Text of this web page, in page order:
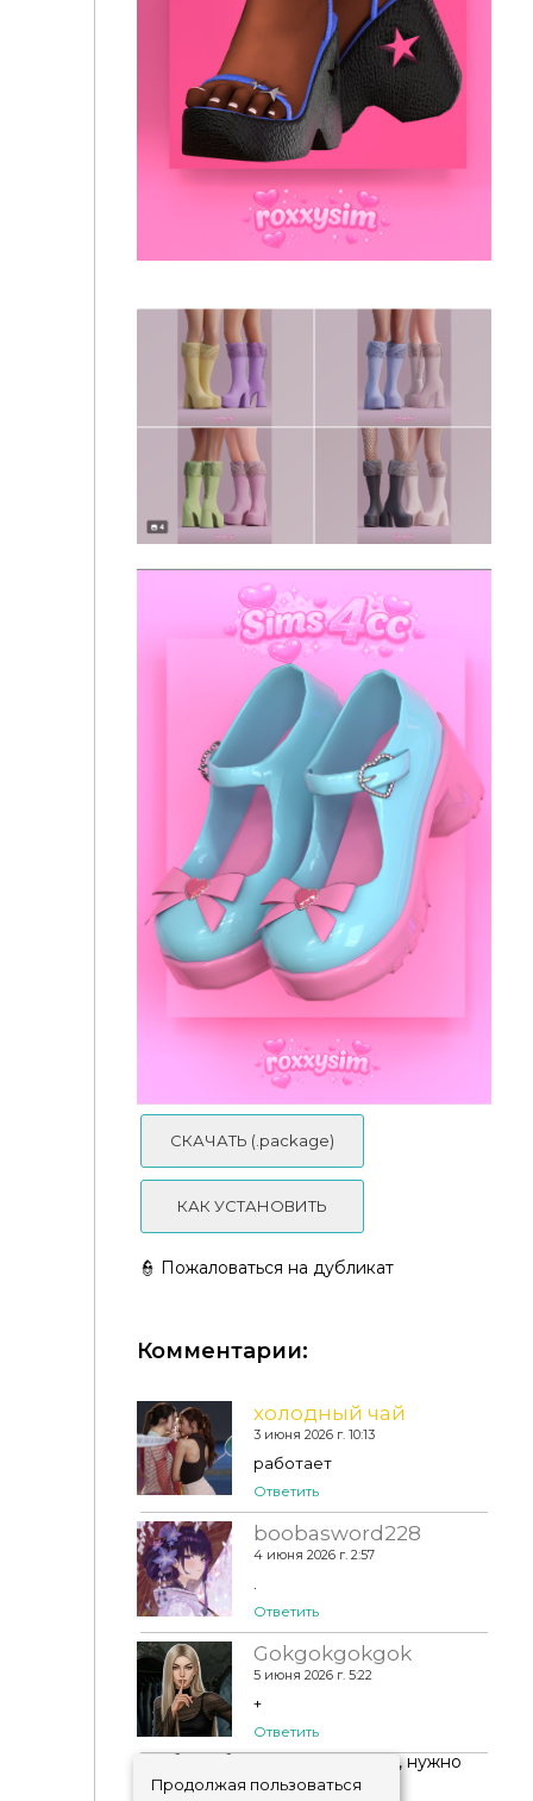
Gingham Platform Mules
Star Lace Platform Heels
Bratz Doll Platform - roxxysim
Lolita Platform Mary Janes 🎀 roxxysim
СКАЧАТЬ (.package)
КАК УСТАНОВИТЬ
👮 Пожаловаться на дубликат
Комментарии:
холодный чай
3 июня 2026 г. 10:13
работает
Ответить
boobasword228
4 июня 2026 г. 2:57
.
Ответить
Gokgokgokgok
5 июня 2026 г. 5:22
+
Ответить
Чтобы добавить комментарий, нужно
авторизоваться!
Продолжая пользоваться